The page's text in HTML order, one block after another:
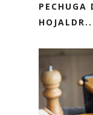
PECHUGA